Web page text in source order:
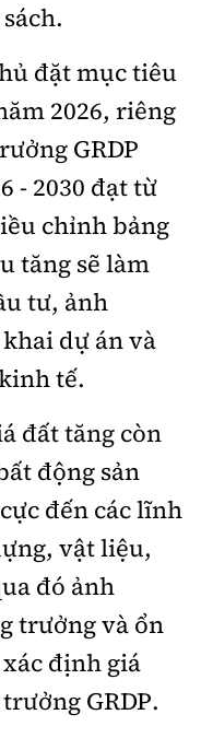
đặt mục tiêu
2026, riêng
GRDP
- 2030 đạt từ
chỉnh bảng
tăng sẽ làm
tư, ảnh
dự án và
tế.
đất tăng còn
động sản
đến các lĩnh
vật liệu,
đó ảnh
trưởng và ổn
định giá
GRDP.